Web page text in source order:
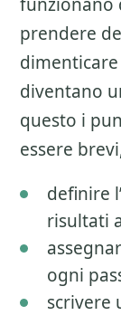
prendere
diventano
questo i
essere
definire
risultati
ogni
scrivere